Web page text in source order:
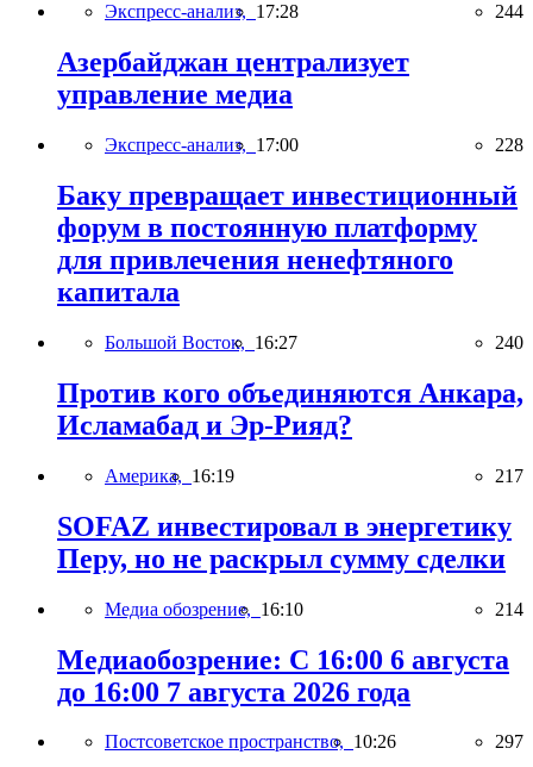
Экспресс-анализ, 17:28 244
Азербайджан централизует
управление медиа
Экспресс-анализ, 17:00 228
Баку превращает инвестиционный
форум в постоянную платформу
для привлечения ненефтяного
капитала
Большой Восток, 16:27 240
Против кого объединяются Анкара,
Исламабад и Эр-Рияд?
Америка, 16:19 217
SOFAZ инвестировал в энергетику
Перу, но не раскрыл сумму сделки
Медиа обозрение, 16:10 214
Медиаобозрение: С 16:00 6 августа
до 16:00 7 августа 2026 года
Постсоветское пространство, 10:26 297